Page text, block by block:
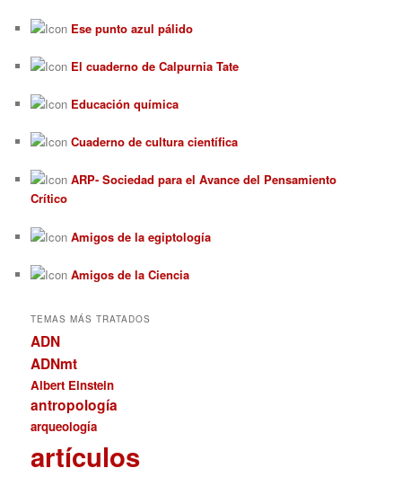
Ese punto azul pálido
El cuaderno de Calpurnia Tate
Educación química
Cuaderno de cultura científica
ARP- Sociedad para el Avance del Pensamiento
Crítico
Amigos de la egiptología
Amigos de la Ciencia
TEMAS MÁS TRATADOS
ADN
ADNmt
Albert Einstein
antropología
arqueología
artículos